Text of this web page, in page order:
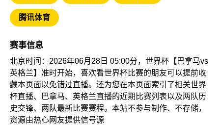
腾讯体育
赛事信息
北京时间：2026年06月28日 05:00分，世界杯【巴拿马vs
英格兰】准时开始，喜欢看世界杯比赛的朋友可以提前收
藏本页面以免错过直播。还为您在本页面索引了相关世界
杯直播、巴拿马、英格兰直播的近期比赛列表以及两队历
史交锋、两队最新比赛赛程。本站不参与制作、不存储，
资源由热心网友提供信号源